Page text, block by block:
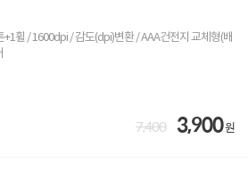
휠 / 1600dpi / 감도(dpi)변환 / AAA건전지 교체형(배
7,400 3,900원